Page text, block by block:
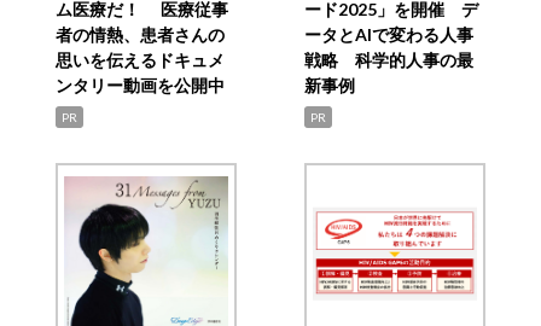
ム医療だ！ 医療従事
者の情熱、患者さんの
思いを伝えるドキュメ
ンタリー動画を公開中
PR
ード2025」を開催 デ
ータとAIで変わる人事
戦略 科学的人事の最
新事例
PR